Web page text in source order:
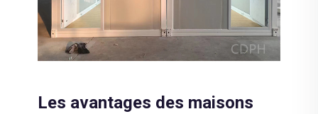
Les avantages des maisons